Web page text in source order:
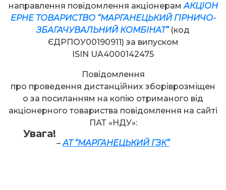
Увага!
направлення повідомлення акціонерам АКЦІОН
ЕРНЕ ТОВАРИСТВО “МАРГАНЕЦЬКИЙ ГІРНИЧО-
ЗБАГАЧУВАЛЬНИЙ КОМБІНАТ” (код
ЄДРПОУ00190911) за випуском
ISIN UA4000142475
Повідомлення
про проведення дистанційних зборіврозміщен
о за посиланням на копію отриманого від
акціонерного товариства повідомлення на сайті
ПАТ «НДУ»:
– АТ “МАРГАНЕЦЬКИЙ ГЗК”